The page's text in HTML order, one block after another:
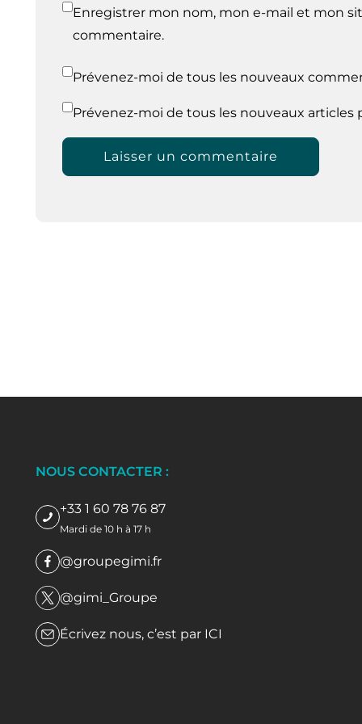
Enregistrer mon nom, mon e-mail et mon
commentaire.
Prévenez-moi de tous les nouveaux
Prévenez-moi de tous les nouveaux articles
NOUS CONTACTER :
+33 1 60 78 76 87
Mardi de 10 h à 17 h
@groupegimi.fr
@gimi_Groupe
Écrivez nous, c’est par ICI